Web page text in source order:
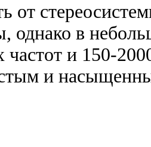
от
однако в
частот и 150-
и